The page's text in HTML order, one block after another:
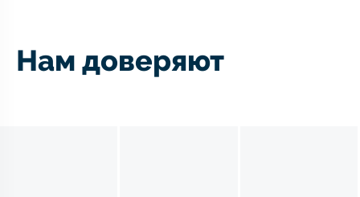
Нам доверяют